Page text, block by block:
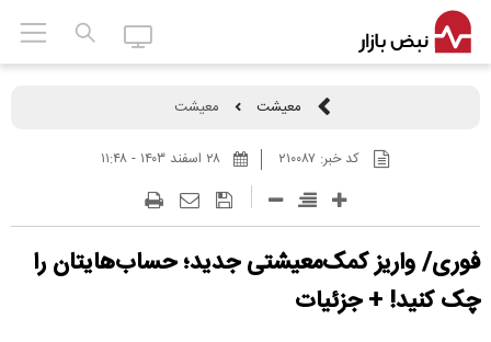
معیشت معیشت
کد خبر: ۲۱۰۰۸۷
فوری/ واریز کمک‌معیشتی جدید؛ حساب‌هایتان را
چک کنید! + جزئیات